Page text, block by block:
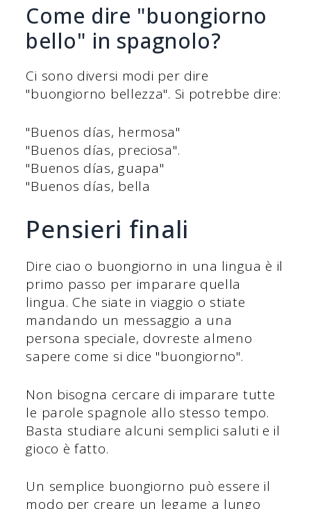
Come dire "buongiorno
bello" in spagnolo?
Ci sono diversi modi per dire
"buongiorno bellezza". Si potrebbe dire:
"Buenos días, hermosa"
"Buenos días, preciosa".
"Buenos días, guapa"
"Buenos días, bella
Pensieri finali
Dire ciao o buongiorno in una lingua è il
primo passo per imparare quella
lingua. Che siate in viaggio o stiate
mandando un messaggio a una
persona speciale, dovreste almeno
sapere come si dice "buongiorno".
Non bisogna cercare di imparare tutte
le parole spagnole allo stesso tempo.
Basta studiare alcuni semplici saluti e il
gioco è fatto.
Un semplice buongiorno può essere il
modo per creare un legame a lungo